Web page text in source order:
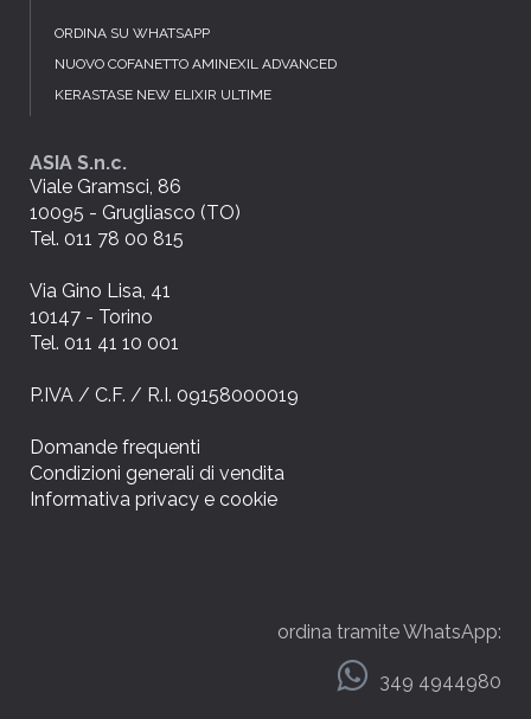
ORDINA SU WHATSAPP
NUOVO COFANETTO AMINEXIL ADVANCED
KERASTASE NEW ELIXIR ULTIME
ASIA S.n.c.
Viale Gramsci, 86
10095 - Grugliasco (TO)
Tel. 011 78 00 815
Via Gino Lisa, 41
10147 - Torino
Tel. 011 41 10 001
P.IVA / C.F. / R.I. 09158000019
Domande frequenti
Condizioni generali di vendita
Informativa privacy e cookie
ordina tramite WhatsApp:
349 4944980